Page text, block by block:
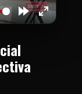
Forward
Enter